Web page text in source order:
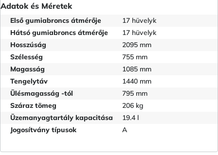
Adatok és Méretek
Első gumiabroncs átmérője
17 hüvelyk
Hátsó gumiabroncs átmérője
17 hüvelyk
Hosszúság
2095 mm
Szélesség
755 mm
Magasság
1085 mm
Tengelytáv
1440 mm
Ülésmagasság -tól
795 mm
Száraz tömeg
206 kg
Üzemanyagtartály kapacitása
19.4 l
Jogosítvány típusok
A